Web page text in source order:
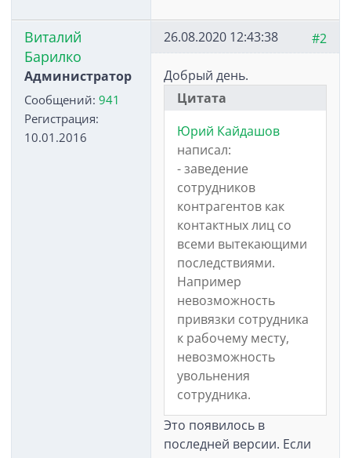
Виталий
Барилко
Администратор
Сообщений: 941
Регистрация:
10.01.2016
#2
26.08.2020 12:43:38
Добрый день.
Цитата
Юрий Кайдашов
написал:
- заведение
сотрудников
контрагентов как
контактных лиц со
всеми вытекающими
последствиями.
Например
невозможность
привязки сотрудника
к рабочему месту,
невозможность
увольнения
сотрудника.
Это появилось в
последней версии. Если